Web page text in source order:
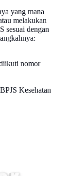
yang mana
melakukan
sesuai dengan
nomor
Kesehatan